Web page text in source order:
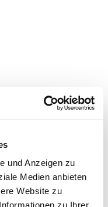
und Anzeigen zu
Medien anbieten
Website zu
zu Ihrer